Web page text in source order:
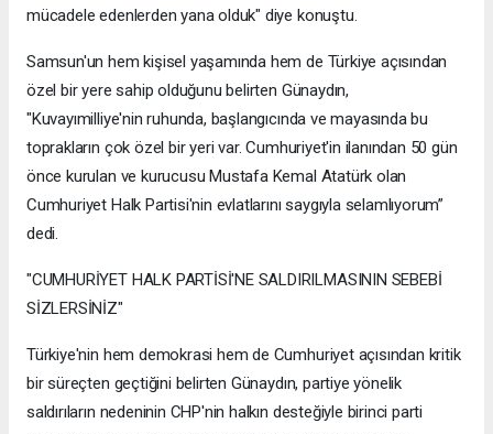
mücadele edenlerden yana olduk" diye konuştu.
Samsun'un hem kişisel yaşamında hem de Türkiye açısından
özel bir yere sahip olduğunu belirten Günaydın,
"Kuvayımilliye'nin ruhunda, başlangıcında ve mayasında bu
toprakların çok özel bir yeri var. Cumhuriyet'in ilanından 50 gün
önce kurulan ve kurucusu Mustafa Kemal Atatürk olan
Cumhuriyet Halk Partisi'nin evlatlarını saygıyla selamlıyorum”
dedi.
"CUMHURİYET HALK PARTİSİ'NE SALDIRILMASININ SEBEBİ
SİZLERSİNİZ"
Türkiye'nin hem demokrasi hem de Cumhuriyet açısından kritik
bir süreçten geçtiğini belirten Günaydın, partiye yönelik
saldırıların nedeninin CHP'nin halkın desteğiyle birinci parti